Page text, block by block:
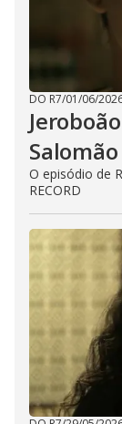
DO R7/01/06/
O episódio de
RECORD